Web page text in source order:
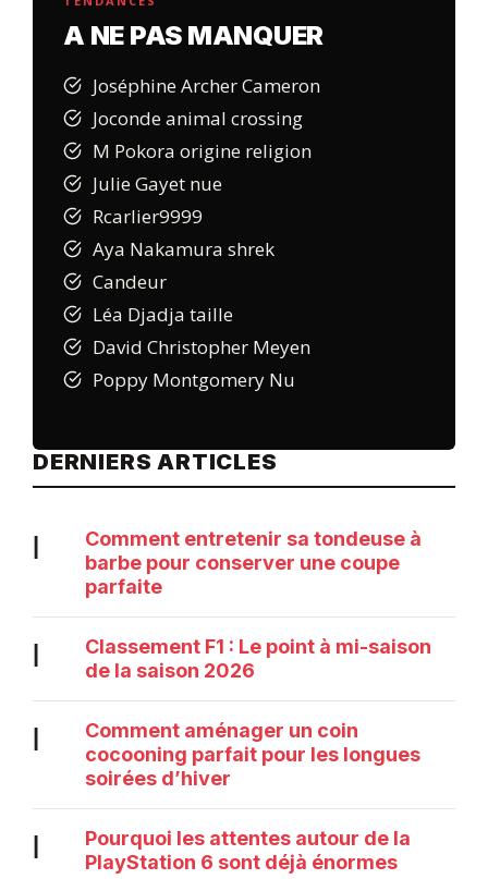
A NE PAS MANQUER
Joséphine Archer Cameron
Joconde animal crossing
M Pokora origine religion
Julie Gayet nue
Rcarlier9999
Aya Nakamura shrek
Candeur
Léa Djadja taille
David Christopher Meyen
Poppy Montgomery Nu
DERNIERS ARTICLES
Comment entretenir sa tondeuse à
barbe pour conserver une coupe
parfaite
Classement F1 : Le point à mi-saison
de la saison 2026
Comment aménager un coin
cocooning parfait pour les longues
soirées d’hiver
Pourquoi les attentes autour de la
PlayStation 6 sont déjà énormes